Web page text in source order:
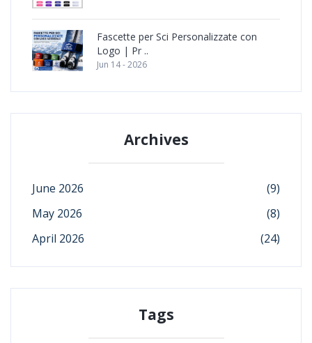
Fascette per Sci Personalizzate con
Logo | Pr ..
Jun 14 - 2026
Archives
June 2026
(9)
May 2026
(8)
April 2026
(24)
Tags